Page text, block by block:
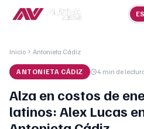
ES
Inicio Antonieta Cádiz
ANTONIETA CÁDIZ 4 min de
Alza en costos de
latinos: Alex Lucas